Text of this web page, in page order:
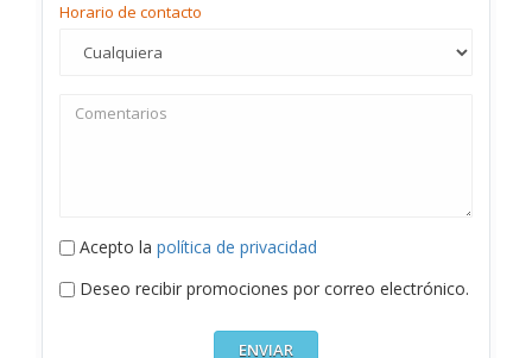
Horario de contacto
Acepto la política de privacidad
Deseo recibir promociones por correo electrónico.